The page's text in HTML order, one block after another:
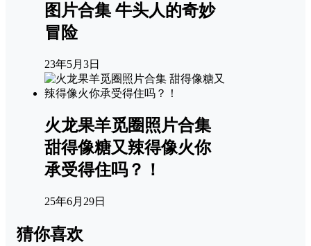
图片合集 牛头人的奇妙
冒险
23年5月3日
火龙果羊觅圈照片合集
甜得像糖又辣得像火你
承受得住吗？！
25年6月29日
猜你喜欢